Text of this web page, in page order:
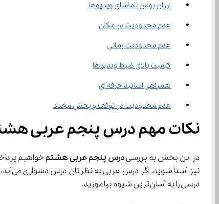
ارزان بودن تماشای ویدیوها
عدم محدودیت در مکان
عدم محدودیت زمانی
کیفیت بالای ضبط ویدیوها
همراهی اساتید حرفه ای
عدم محدودیت در توقف و پخش مجدد
نکات مهم درس پنجم عربی
در این بخش به بررسی درس پنجم عربی هشتم خواهیم
درسی را به آسان‌ترین شیوه بیاموزید.